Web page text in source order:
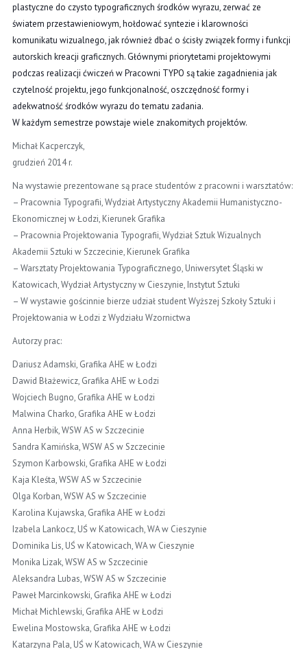
plastyczne do czysto typograficznych środków wyrazu, zerwać ze
światem przestawieniowym, hołdować syntezie i klarowności
komunikatu wizualnego, jak również dbać o ścisły związek formy i funkcji
autorskich kreacji graficznych. Głównymi priorytetami projektowymi
podczas realizacji ćwiczeń w Pracowni TYPO są takie zagadnienia jak
czytelność projektu, jego funkcjonalność, oszczędność formy i
adekwatność środków wyrazu do tematu zadania.
W każdym semestrze powstaje wiele znakomitych projektów.
Michał Kacperczyk,
grudzień 2014 r.
Na wystawie prezentowane są prace studentów z pracowni i warsztatów:
– Pracownia Typografii, Wydział Artystyczny Akademii Humanistyczno-
Ekonomicznej w Łodzi, Kierunek Grafika
– Pracownia Projektowania Typografii, Wydział Sztuk Wizualnych
Akademii Sztuki w Szczecinie, Kierunek Grafika
– Warsztaty Projektowania Typograficznego, Uniwersytet Śląski w
Katowicach, Wydział Artystyczny w Cieszynie, Instytut Sztuki
– W wystawie gościnnie bierze udział student Wyższej Szkoły Sztuki i
Projektowania w Łodzi z Wydziału Wzornictwa
Autorzy prac:
Dariusz Adamski, Grafika AHE w Łodzi
Dawid Błażewicz, Grafika AHE w Łodzi
Wojciech Bugno, Grafika AHE w Łodzi
Malwina Charko, Grafika AHE w Łodzi
Anna Herbik, WSW AS w Szczecinie
Sandra Kamińska, WSW AS w Szczecinie
Szymon Karbowski, Grafika AHE w Łodzi
Kaja Kleśta, WSW AS w Szczecinie
Olga Korban, WSW AS w Szczecinie
Karolina Kujawska, Grafika AHE w Łodzi
Izabela Lankocz, UŚ w Katowicach, WA w Cieszynie
Dominika Lis, UŚ w Katowicach, WA w Cieszynie
Monika Lizak, WSW AS w Szczecinie
Aleksandra Lubas, WSW AS w Szczecinie
Paweł Marcinkowski, Grafika AHE w Łodzi
Michał Michlewski, Grafika AHE w Łodzi
Ewelina Mostowska, Grafika AHE w Łodzi
Katarzyna Pala, UŚ w Katowicach, WA w Cieszynie